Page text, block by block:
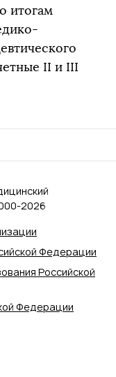
итогам
II и III
Федерации
Российской
Федерации